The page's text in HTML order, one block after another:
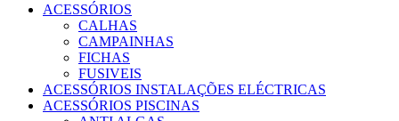
ACESSÓRIOS
CALHAS
CAMPAINHAS
FICHAS
FUSIVEIS
ACESSÓRIOS INSTALAÇÕES ELÉCTRICAS
ACESSÓRIOS PISCINAS